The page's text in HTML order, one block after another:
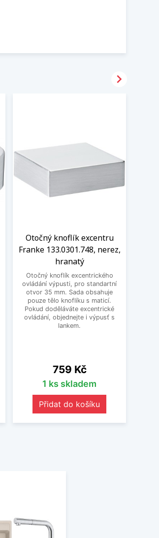
Otočný knoflík excentru
Franke 133.0301.748, nerez,
hranatý
Otočný knoflík excentrického
ovládání výpusti, pro standartní
otvor 35 mm. Sada obsahuje
pouze tělo knoflíku s maticí.
Pokud doděláváte excentrické
ovládání, objednejte i výpusť s
lankem.
Cena
759 Kč
1 ks skladem
Přidat do košíku
